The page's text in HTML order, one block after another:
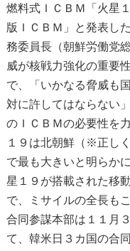
燃料式ＩＣＢＭ「火星
版ＩＣＢＭ」と発表し
務委員長（朝鮮労働党
威が核戦力強化の重要
で、「いかなる脅威も
対に許してはならない
のＩＣＢＭの必要性を
１９は北朝鮮（※正し
で最も大きいと明らか
星１９が搭載された移
で、ミサイルの全長も
合同参謀本部は１１月
て、韓米日３カ国の合